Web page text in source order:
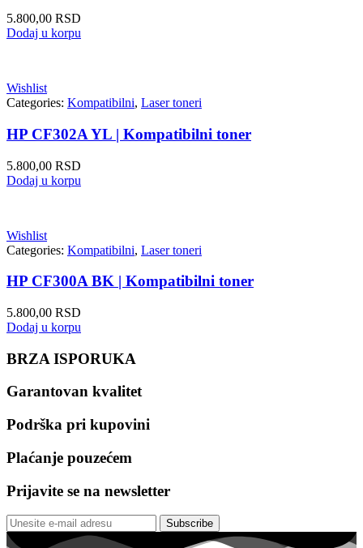
5.800,00 RSD
Dodaj u korpu
Wishlist
Categories: Kompatibilni, Laser toneri
HP CF302A YL | Kompatibilni toner
5.800,00 RSD
Dodaj u korpu
Wishlist
Categories: Kompatibilni, Laser toneri
HP CF300A BK | Kompatibilni toner
5.800,00 RSD
Dodaj u korpu
BRZA ISPORUKA
Garantovan kvalitet
Podrška pri kupovini
Plaćanje pouzećem
Prijavite se na newsletter
Subscribe